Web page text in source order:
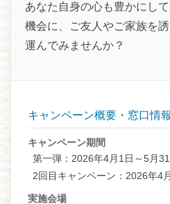
あなた自身の心も豊かにし
機会に、ご友人やご家族を
運んでみませんか？
キャンペーン概要・窓口情報
キャンペーン期間
第一弾：2026年4月1日～5月
2回目キャンペーン：2026年4
実施会場